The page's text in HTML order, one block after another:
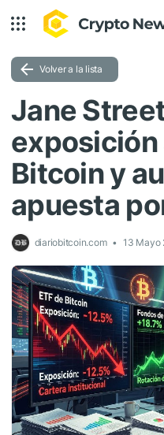
Volver a la lista
Jane
exposición
Bitcoin y
apuesta
diariobitcoin.com 13 Mayo